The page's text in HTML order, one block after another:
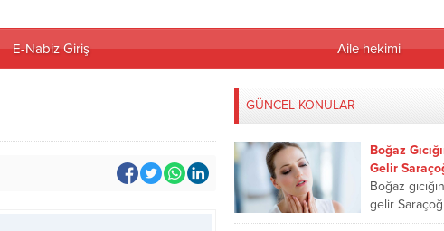
E-Nabiz Giriş Aile hekimi
GÜNCEL KONULAR
Boğaz
Gelir
Boğaz
gelir
ile çözüm